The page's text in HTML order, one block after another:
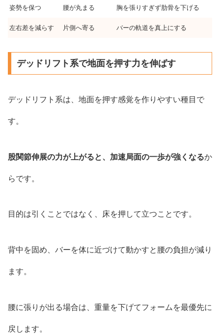
姿勢を保つ 腰が丸まる 胸を張りすぎず肋骨を下げる
左右差を減らす 片側へ寄る バーの軌道を真上にする
デッドリフト系で地面を押す力を伸ばす
デッドリフト系は、地面を押す感覚を作りやすい種目で
す。
股関節伸展の力が上がると、加速局面の一歩が強くなるか
らです。
目的は引くことではなく、床を押して立つことです。
背中を固め、バーを体に近づけて動かすと腰の負担が減り
ます。
腰に張りが出る場合は、重量を下げてフォームを最優先に
戻します。